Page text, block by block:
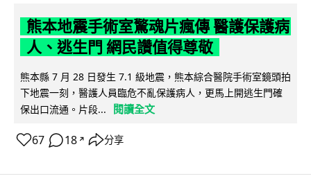
熊本地震手術室驚魂片瘋傳 醫護保護病
人、逃生門 網民讚值得尊敬
熊本縣 7 月 28 日發生 7.1 級地震，熊本綜合醫院手術室鏡頭拍
下地震一刻，醫護人員臨危不亂保護病人，更馬上開逃生門確
保出口流通。片段...
閱讀全文
67 18 ↗ 分享